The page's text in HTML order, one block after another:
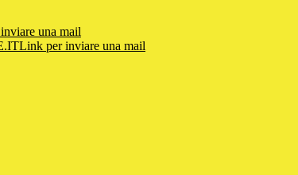
una mail
Link per inviare una mail